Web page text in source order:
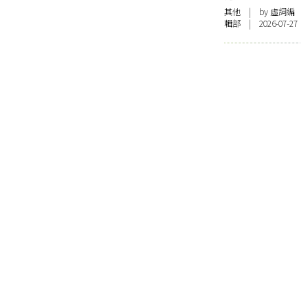
其他 | by 虛詞編
輯部 | 2026-07-27